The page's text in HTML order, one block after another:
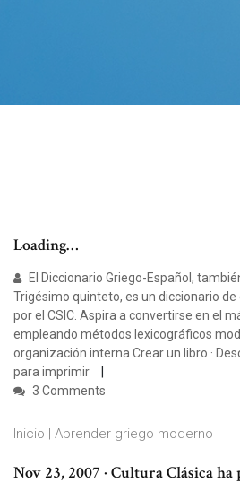
Loading…
El Diccionario Griego-Español,
Trigésimo quinteto, es un diccionario
por el CSIC. Aspira a convertirse en el
empleando métodos lexicográficos
organización interna Crear un libro ·
para imprimir
3 Comments
Inicio | Aprender griego moderno
Nov 23, 2007 · Cultura Clásica